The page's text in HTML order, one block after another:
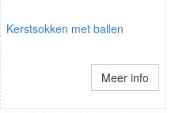
Kerstsokken met ballen
Meer info